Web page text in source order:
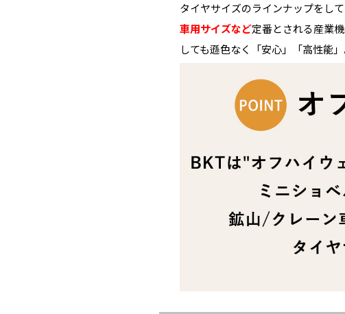
タイヤサイズのラインナップをして
車用サイズなど定番とされる産業
しても遜色なく「安心」「高性能